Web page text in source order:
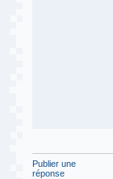
Publier une
réponse